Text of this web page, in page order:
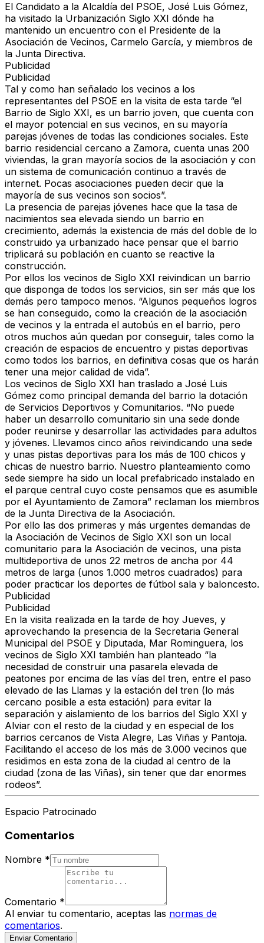
El Candidato a la Alcaldía del PSOE, José Luis Gómez,
ha visitado la Urbanización Siglo XXI dónde ha
mantenido un encuentro con el Presidente de la
Asociación de Vecinos, Carmelo García, y miembros de
la Junta Directiva.
Publicidad
Publicidad
Tal y como han señalado los vecinos a los
representantes del PSOE en la visita de esta tarde “el
Barrio de Siglo XXI, es un barrio joven, que cuenta con
el mayor potencial en sus vecinos, en su mayoría
parejas jóvenes de todas las condiciones sociales. Este
barrio residencial cercano a Zamora, cuenta unas 200
viviendas, la gran mayoría socios de la asociación y con
un sistema de comunicación continuo a través de
internet. Pocas asociaciones pueden decir que la
mayoría de sus vecinos son socios”.
La presencia de parejas jóvenes hace que la tasa de
nacimientos sea elevada siendo un barrio en
crecimiento, además la existencia de más del doble de lo
construido ya urbanizado hace pensar que el barrio
triplicará su población en cuanto se reactive la
construcción.
Por ellos los vecinos de Siglo XXI reivindican un barrio
que disponga de todos los servicios, sin ser más que los
demás pero tampoco menos. “Algunos pequeños logros
se han conseguido, como la creación de la asociación
de vecinos y la entrada el autobús en el barrio, pero
otros muchos aún quedan por conseguir, tales como la
creación de espacios de encuentro y pistas deportivas
como todos los barrios, en definitiva cosas que os harán
tener una mejor calidad de vida”.
Los vecinos de Siglo XXI han traslado a José Luis
Gómez como principal demanda del barrio la dotación
de Servicios Deportivos y Comunitarios. “No puede
haber un desarrollo comunitario sin una sede donde
poder reunirse y desarrollar las actividades para adultos
y jóvenes. Llevamos cinco años reivindicando una sede
y unas pistas deportivas para los más de 100 chicos y
chicas de nuestro barrio. Nuestro planteamiento como
sede siempre ha sido un local prefabricado instalado en
el parque central cuyo coste pensamos que es asumible
por el Ayuntamiento de Zamora” reclaman los miembros
de la Junta Directiva de la Asociación.
Por ello las dos primeras y más urgentes demandas de
la Asociación de Vecinos de Siglo XXI son un local
comunitario para la Asociación de vecinos, una pista
multideportiva de unos 22 metros de ancha por 44
metros de larga (unos 1.000 metros cuadrados) para
poder practicar los deportes de fútbol sala y baloncesto.
Publicidad
Publicidad
En la visita realizada en la tarde de hoy Jueves, y
aprovechando la presencia de la Secretaria General
Municipal del PSOE y Diputada, Mar Rominguera, los
vecinos de Siglo XXI también han planteado “la
necesidad de construir una pasarela elevada de
peatones por encima de las vías del tren, entre el paso
elevado de las Llamas y la estación del tren (lo más
cercano posible a esta estación) para evitar la
separación y aislamiento de los barrios del Siglo XXI y
Alviar con el resto de la ciudad y en especial de los
barrios cercanos de Vista Alegre, Las Viñas y Pantoja.
Facilitando el acceso de los más de 3.000 vecinos que
residimos en esta zona de la ciudad al centro de la
ciudad (zona de las Viñas), sin tener que dar enormes
rodeos”.
Espacio Patrocinado
Comentarios
Nombre *
Comentario *
Al enviar tu comentario, aceptas las normas de
comentarios.
Enviar Comentario